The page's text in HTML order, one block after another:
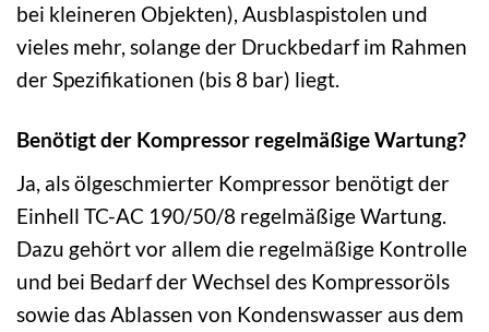
bei kleineren Objekten), Ausblaspistolen und
vieles mehr, solange der Druckbedarf im Rahmen
der Spezifikationen (bis 8 bar) liegt.
Benötigt der Kompressor regelmäßige Wartung?
Ja, als ölgeschmierter Kompressor benötigt der
Einhell TC-AC 190/50/8 regelmäßige Wartung.
Dazu gehört vor allem die regelmäßige Kontrolle
und bei Bedarf der Wechsel des Kompressoröls
sowie das Ablassen von Kondenswasser aus dem